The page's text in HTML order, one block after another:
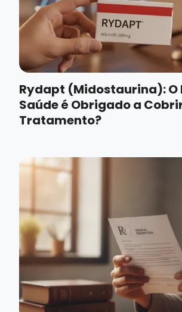
Rydapt (Midostaurina): O
Saúde é Obrigado a
Tratamento?